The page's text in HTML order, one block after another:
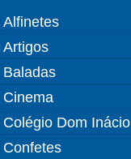
Alfinetes
Artigos
Baladas
Cinema
Colégio Dom Inácio
Confetes